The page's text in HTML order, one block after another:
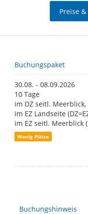
Preise
Buchungspaket
30.08. - 08.09.2026
10 Tage
im DZ seitl. Meerblick,
im EZ Landseite
im EZ seitl. Meerblick
Wenig Plätze
Buchungshinweis